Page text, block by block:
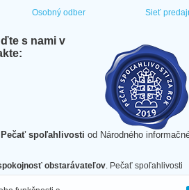
Osobný odber Sieť
s nami v
Pečať spoľahlivosti od Národného
obstarávateľov. Pečať spoľahlivosti